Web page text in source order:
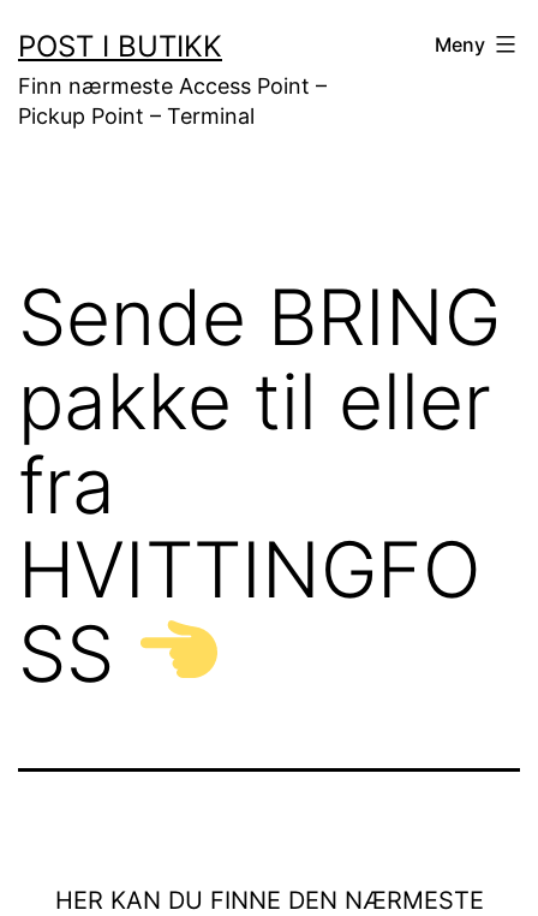
til
innhold
POST I BUTIKK
Finn nærmeste Access Point –
Pickup Point – Terminal
Meny
Sende BRING
pakke til eller
fra
HVITTINGFO
SS
HER KAN DU FINNE DEN NÆRMESTE